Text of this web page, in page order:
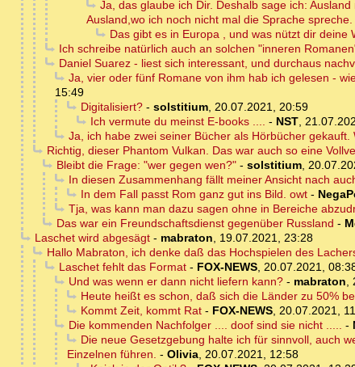
Ja, das glaube ich Dir. Deshalb sage ich:
Ausland,wo ich noch nicht mal die Sprache spreche.
Das gibt es in Europa , und was nützt dir
Ich schreibe natürlich auch an solchen "inneren
Daniel Suarez - liest sich interessant, und durchaus
Ja, vier oder fünf Romane von ihm hab ich gelesen -
15:49
Digitalisiert?- solstitium, 20.07.2021, 20:59
Ich vermute du meinst E-books .... - NST,
Ja, ich habe zwei seiner Bücher als Hörbücher
Richtig, dieser Phantom Vulkan. Das war auch so eine
Bleibt die Frage: "wer gegen wen?"- solstitium,
In diesen Zusammenhang fällt meiner Ansicht nach
In dem Fall passt Rom ganz gut ins Bild. owt-
Tja, was kann man dazu sagen ohne in Bereiche
Das war ein Freundschaftsdienst gegenüber Russland -
Laschet wird abgesägt- mabraton, 19.07.2021, 23:28
Hallo Mabraton, ich denke daß das Hochspielen des
Laschet fehlt das Format- FOX-NEWS, 20.07.2021,
Und was wenn er dann nicht liefern kann?- mabraton,
Heute heißt es schon, daß sich die Länder zu 50%
Kommt Zeit, kommt Rat- FOX-NEWS, 20.07.2021,
Die kommenden Nachfolger .... doof sind sie nicht ..... -
Die neue Gesetzgebung halte ich für sinnvoll, auch
Einzelnen führen. - Olivia, 20.07.2021, 12:58